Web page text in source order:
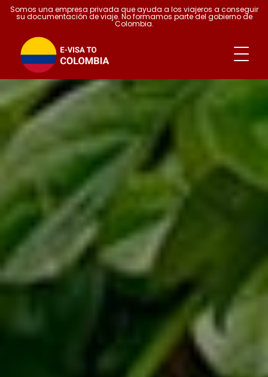
Somos una empresa privada que ayuda a los viajeros a conseguir
su documentación de viaje. No formamos parte del gobierno de
Colombia.